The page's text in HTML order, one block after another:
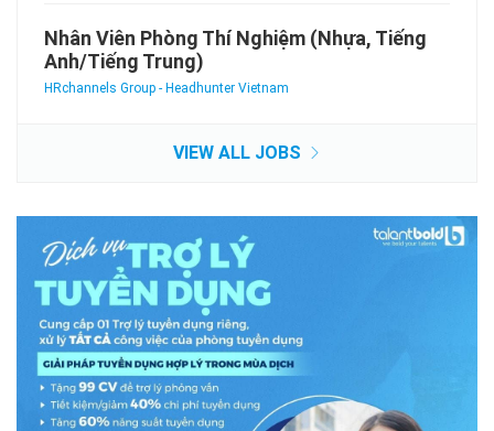
Nhân Viên Phòng Thí Nghiệm (Nhựa, Tiếng
Anh/Tiếng Trung)
HRchannels Group - Headhunter Vietnam
VIEW ALL JOBS